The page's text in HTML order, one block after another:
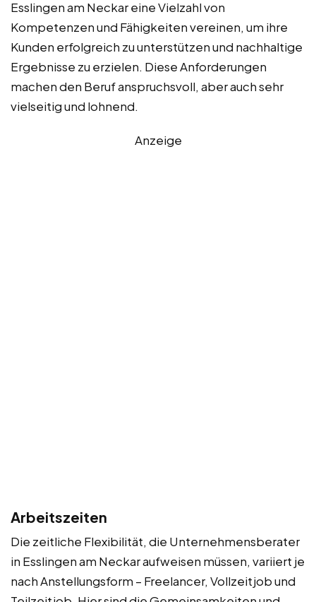
Esslingen am Neckar eine Vielzahl von
Kompetenzen und Fähigkeiten vereinen, um ihre
Kunden erfolgreich zu unterstützen und nachhaltige
Ergebnisse zu erzielen. Diese Anforderungen
machen den Beruf anspruchsvoll, aber auch sehr
vielseitig und lohnend.
Anzeige
Arbeitszeiten
Die zeitliche Flexibilität, die Unternehmensberater
in Esslingen am Neckar aufweisen müssen, variiert je
nach Anstellungsform – Freelancer, Vollzeitjob und